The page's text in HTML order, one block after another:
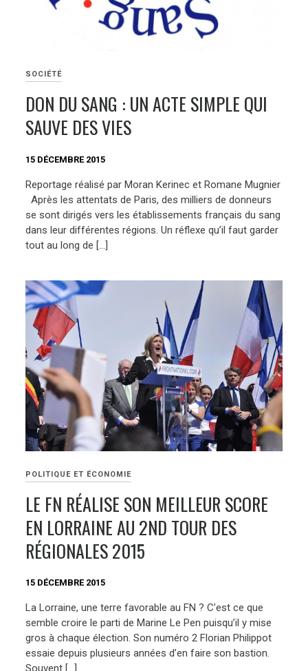
SOCIÉTÉ
DON DU SANG : UN ACTE SIMPLE QUI
SAUVE DES VIES
15 DÉCEMBRE 2015
Reportage réalisé par Moran Kerinec et Romane Mugnier
Après les attentats de Paris, des milliers de donneurs
se sont dirigés vers les établissements français du sang
dans leur différentes régions. Un réflexe qu’il faut garder
tout au long de […]
POLITIQUE ET ÉCONOMIE
LE FN RÉALISE SON MEILLEUR SCORE
EN LORRAINE AU 2ND TOUR DES
RÉGIONALES 2015
15 DÉCEMBRE 2015
La Lorraine, une terre favorable au FN ? C’est ce que
semble croire le parti de Marine Le Pen puisqu’il y mise
gros à chaque élection. Son numéro 2 Florian Philippot
essaie depuis plusieurs années d’en faire son bastion.
Souvent […]